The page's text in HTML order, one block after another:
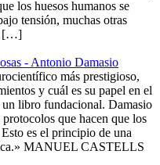
los huesos humanos se
tensión, muchas otras
[…]
- Antonio Damasio
más prestigioso,
y cuál es su papel en el
libro fundacional. Damasio
que hacen que los
es el principio de una
MANUEL CASTELLS